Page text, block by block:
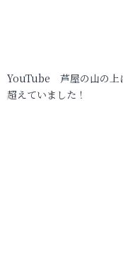
YouTube 芦屋の山の上
超えていました！